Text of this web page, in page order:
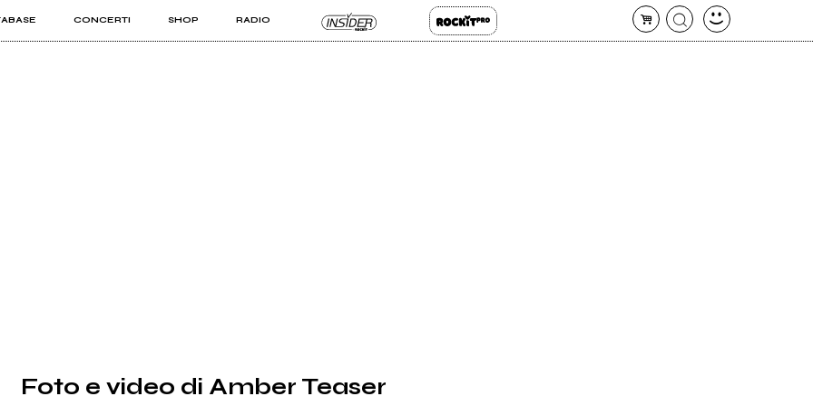
CONCERTI SHOP RADIO
PRO
Foto e video di Amber Teaser